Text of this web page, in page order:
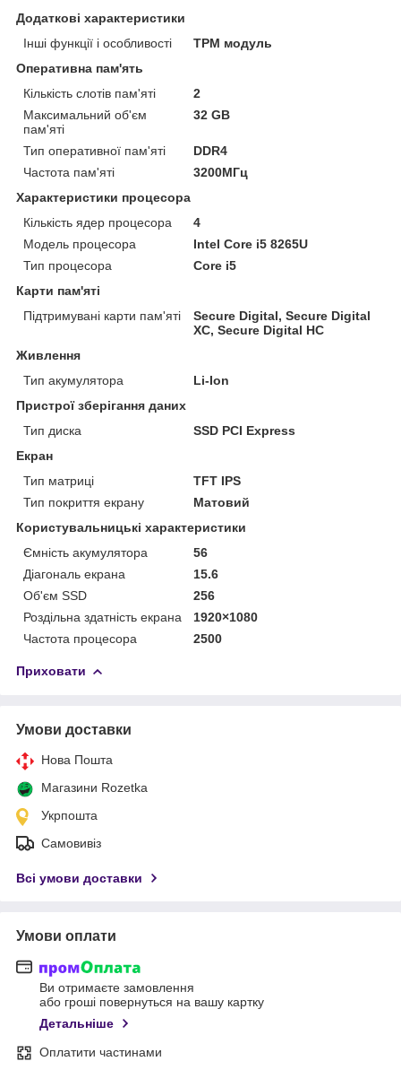
Додаткові характеристики
Інші функції і особливості
TPM модуль
Оперативна пам'ять
Кількість слотів пам'яті
2
Максимальний об'єм
пам'яті
32 GB
Тип оперативної пам'яті
DDR4
Частота пам'яті
3200МГц
Характеристики процесора
Кількість ядер процесора
4
Модель процесора
Intel Core i5 8265U
Тип процесора
Core i5
Карти пам'яті
Підтримувані карти пам'яті
Secure Digital, Secure Digital
XC, Secure Digital HC
Живлення
Тип акумулятора
Li-Ion
Пристрої зберігання даних
Тип диска
SSD PCI Express
Екран
Тип матриці
TFT IPS
Тип покриття екрану
Матовий
Користувальницькі характеристики
Ємність акумулятора
56
Діагональ екрана
15.6
Об'єм SSD
256
Роздільна здатність екрана
1920×1080
Частота процесора
2500
Приховати
Умови доставки
Нова Пошта
Магазини Rozetka
Укрпошта
Самовивіз
Всі умови доставки
Умови оплати
Ви отримаєте замовлення
або гроші повернуться на вашу картку
Детальніше
Оплатити частинами